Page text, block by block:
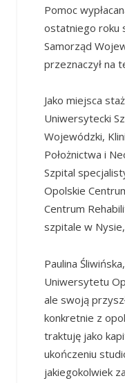
Pomoc
ostatniego roku
Samorząd
przeznaczył na
Jako miejsca
Uniwersytecki
Wojewódzki,
Położnictwa i
Szpital
Opolskie
Centrum
szpitale w
Paulina
Uniwersytetu
ale swoją
konkretnie z
traktuję jako
ukończeniu
jakiegokolwiek